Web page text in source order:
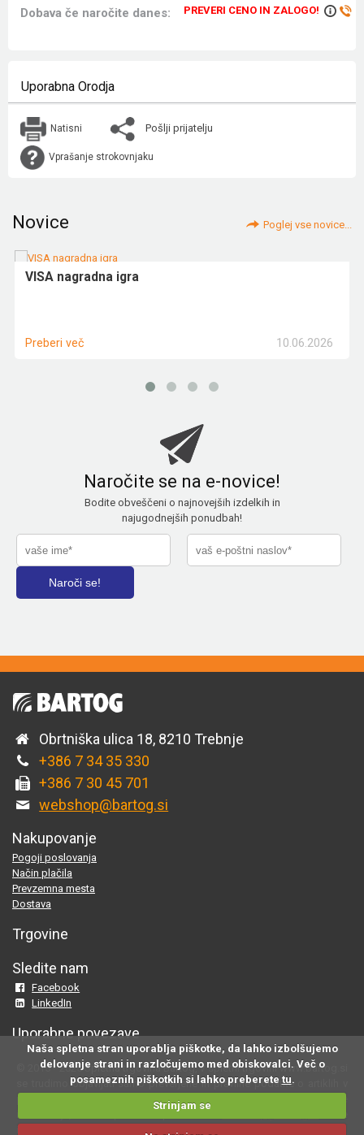
Dobava če naročite danes: PREVERI CENO IN ZALOGO!
Uporabna Orodja
Natisni Pošlji prijatelju
Vprašanje strokovnjaku
Novice Poglej vse novice...
VISA nagradna igra
10.06.2026
Preberi več
Naročite se na e-novice!
Bodite obveščeni o najnovejših izdelkih in
najugodnejših ponudbah!
Obrtniška ulica 18, 8210 Trebnje
+386 7 34 35 330
+386 7 30 45 701
webshop@bartog.si
Nakupovanje
Pogoji poslovanja
Način plačila
Prevzemna mesta
Dostava
Trgovine
Sledite nam
Facebook
LinkedIn
Uporabne povezave
© 2015 - 2025 Spletna trgovina Bartog, v spletni trgovini www.bartog.si
se trudimo objavljati samo preverjene in pravilne podatke o artiklih v
ponudbi; če na naši strani odkrijete neresnične oziroma neustrezne
informacije, nam to prosimo sporočite na
. Slike
izdelkov so simbolične. Cene že vsebujejo DDV.
Naša spletna stran uporablja piškotke, da lahko izbolšujemo
delovanje strani in razločujemo med obiskovalci. Več o
posameznih piškotkih si lahko preberete tu.
Strinjam se